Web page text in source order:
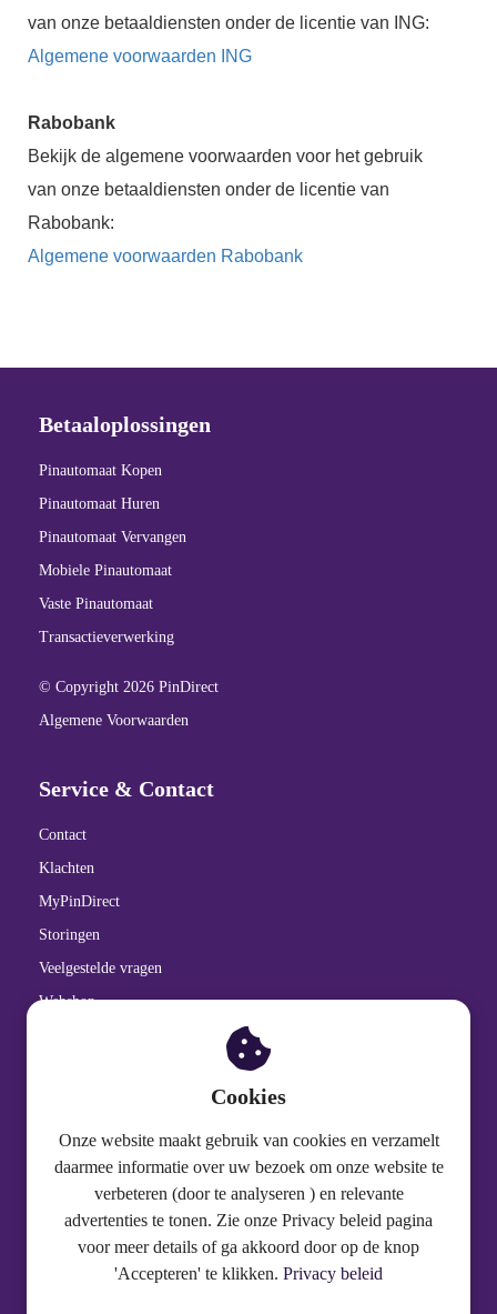
van onze betaaldiensten onder de licentie van ING:
Algemene voorwaarden ING
Rabobank
Bekijk de algemene voorwaarden voor het gebruik
van onze betaaldiensten onder de licentie van
Rabobank:
Algemene voorwaarden Rabobank
Betaaloplossingen
Pinautomaat Kopen
Pinautomaat Huren
Pinautomaat Vervangen
Mobiele Pinautomaat
Vaste Pinautomaat
Transactieverwerking
© Copyright 2026 PinDirect
Algemene Voorwaarden
Service & Contact
Contact
Klachten
MyPinDirect
Storingen
Veelgestelde vragen
Webshop
Over PinDirect
Gedragscode
Onze Verantwoordelijkheid
Cookies
Onze website maakt gebruik van cookies en verzamelt
daarmee informatie over uw bezoek om onze website te
verbeteren (door te analyseren ) en relevante
advertenties te tonen. Zie onze Privacy beleid pagina
voor meer details of ga akkoord door op de knop
'Accepteren' te klikken. Privacy beleid